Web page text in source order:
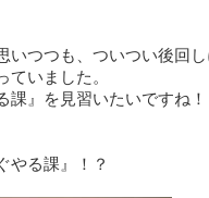
いつつも、ついつい後回
ていました。
課』を見習いたいですね
やる課』！？